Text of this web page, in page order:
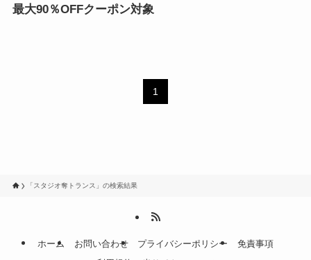
最大90％OFFクーポン対象
1
「スタジオ奪トランス」の検索結果
ホーム お問い合わせ プライバシーポリシー
免責事項